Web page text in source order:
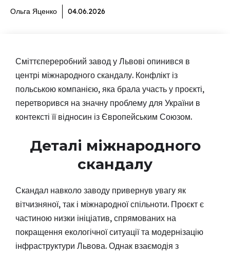
Ольга Яценко 04.06.2026
Сміттєпереробний завод у Львові опинився в
центрі міжнародного скандалу. Конфлікт із
польською компанією, яка брала участь у проєкті,
перетворився на значну проблему для України в
контексті її відносин із Європейським Союзом.
Деталі міжнародного
скандалу
Скандал навколо заводу привернув увагу як
вітчизняної, так і міжнародної спільноти. Проєкт є
частиною низки ініціатив, спрямованих на
покращення екологічної ситуації та модернізацію
інфраструктури Львова. Однак взаємодія з